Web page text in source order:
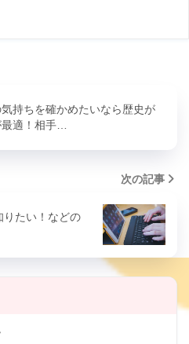
持ちを確かめたいなら歴史が
適！相手…
次の記事
りたい！などの